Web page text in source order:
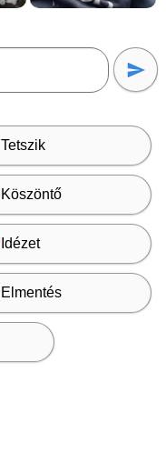
Tetszik
Köszöntő
Idézet
Elmentés